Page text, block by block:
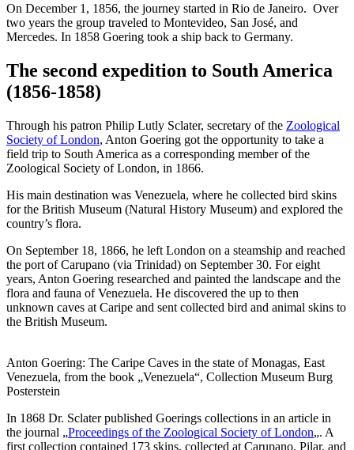
On December 1, 1856, the journey started in Rio de Janeiro. Over
two years the group traveled to Montevideo, San José, and
Mercedes. In 1858 Goering took a ship back to Germany.
The second expedition to South America
(1856-1858)
Through his patron Philip Lutly Sclater, secretary of the Zoological
Society of London, Anton Goering got the opportunity to take a
field trip to South America as a corresponding member of the
Zoological Society of London, in 1866.
His main destination was Venezuela, where he collected bird skins
for the British Museum (Natural History Museum) and explored the
country’s flora.
On September 18, 1866, he left London on a steamship and reached
the port of Carupano (via Trinidad) on September 30. For eight
years, Anton Goering researched and painted the landscape and the
flora and fauna of Venezuela. He discovered the up to then
unknown caves at Caripe and sent collected bird and animal skins to
the British Museum.
Anton Goering: The Caripe Caves in the state of Monagas, East
Venezuela, from the book „Venezuela“, Collection Museum Burg
Posterstein
In 1868 Dr. Sclater published Goerings collections in an article in
the journal „Proceedings of the Zoological Society of London„. A
first collection contained 173 skins, collected at Carupano, Pilar, and